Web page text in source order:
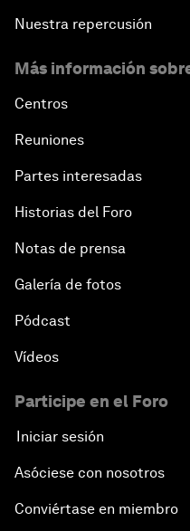
Nuestra repercusión
Más información
Centros
Reuniones
Partes interesadas
Historias del Foro
Notas de prensa
Galería de fotos
Pódcast
Vídeos
Participe en el Foro
Iniciar sesión
Asóciese con nosotros
Conviértase en miembro